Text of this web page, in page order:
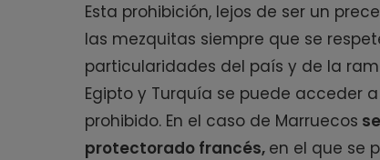
Esta prohibición, lejos de ser un
las mezquitas siempre que se
particularidades del país y de la
Egipto y Turquía se puede acceder
prohibido. En el caso de Marruecos
protectorado francés, en el que se